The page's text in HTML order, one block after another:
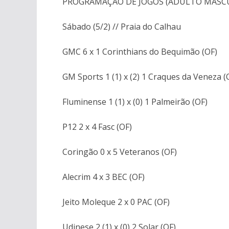
Sábado (5/2) // Praia do Calhau
GMC 6 x 1 Corinthians do Bequimão (OF)
GM Sports 1 (1) x (2) 1 Craques da Veneza
Fluminense 1 (1) x (0) 1 Palmeirão (OF)
P12 2 x 4 Fasc (OF)
Coringão 0 x 5 Veteranos (OF)
Alecrim 4 x 3 BEC (OF)
Jeito Moleque 2 x 0 PAC (OF)